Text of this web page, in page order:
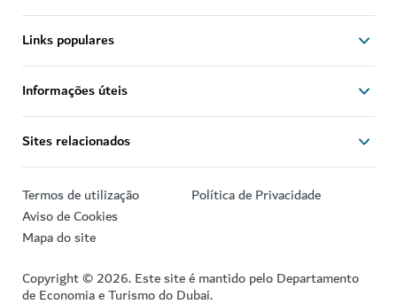
Links populares
Informações úteis
Sites relacionados
Termos de utilização
Política de Privacidade
Aviso de Cookies
Mapa do site
Copyright © 2026. Este site é mantido pelo Departamento
de Economia e Turismo do Dubai.